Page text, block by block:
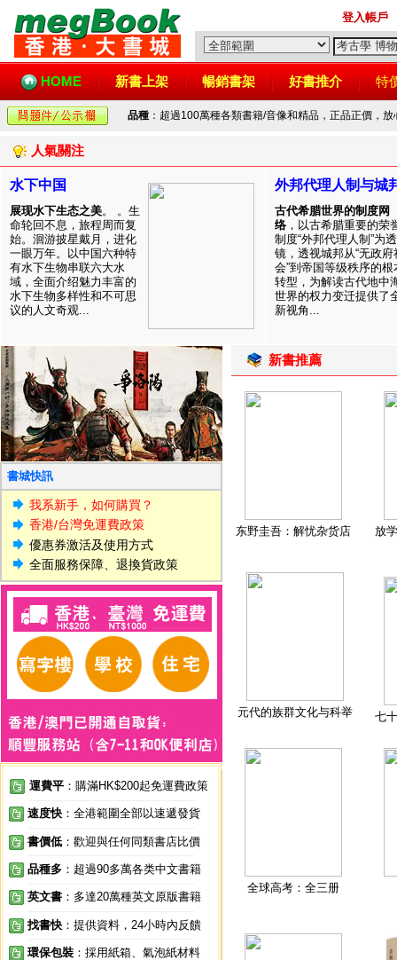
登入帳戶
HOME 新書上架 暢銷書架 好書推介 特
品種 ：超過100萬種各類書籍/音像和精品，正品正價，
人氣關注
水下中国
展现水下生态之美。 。生
命轮回不息，旅程周而复
始。洄游披星戴月，进化
一眼万年。以中国六种特
有水下生物串联六大水
域，全面介绍魅力丰富的
水下生物多样性和不可思
议的人文奇观...
外邦代理人制与城
古代希腊世界的制度网
络 ，以古希腊重要的荣
制度“外邦代理人制”为透
镜，透视城邦从“无政府
会”到帝国等级秩序的根
转型，为解读古代地中
世界的权力变迁提供了
新视角...
書城快訊
我系新手，如何購買？
香港/台灣免運費政策
優惠券激活及使用方式
全面服務保障、退換貨政策
運費平 ：購滿HK$200起免運費政策
速度快 ：全港範圍全部以速遞發貨
書價低 ：歡迎與任何同類書店比價
品種多 ：超過90多萬各类中文書籍
英文書 ：多達20萬種英文原版書籍
找書快 ：提供資料，24小時內反饋
環保包裝 ：採用紙箱、氣泡紙材料
新書推薦
东野圭吾：解忧杂货店 放
元代的族群文化与科举 七
全球高考：全三册